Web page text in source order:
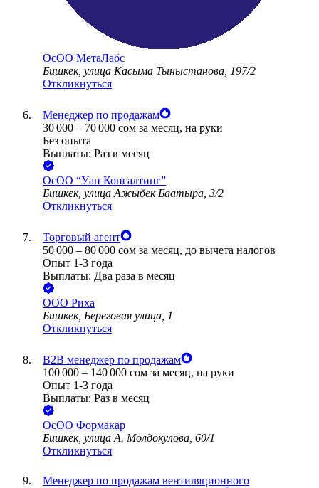
ОсОО МетаЛабс
Бишкек, улица Касыма Тыныстанова, 197/2
Откликнуться
Менеджер по продажам
30 000 – 70 000 сом за месяц, на руки
Без опыта
Выплаты: Раз в месяц
ОсОО “Уан Консалтинг”
Бишкек, улица Ажыбек Баатыра, 3/2
Откликнуться
Торговый агент
50 000 – 80 000 сом за месяц, до вычета налогов
Опыт 1-3 года
Выплаты: Два раза в месяц
ООО Риха
Бишкек, Береговая улица, 1
Откликнуться
B2B менеджер по продажам
100 000 – 140 000 сом за месяц, на руки
Опыт 1-3 года
Выплаты: Раз в месяц
ОсОО Формакар
Бишкек, улица А. Молдокулова, 60/1
Откликнуться
Менеджер по продажам вентиляционного